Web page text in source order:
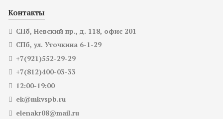
Контакты
СПб, Невский пр., д. 118, офис 201
СПб, ул. Уточкина 6-1-29
+7(921)552-29-29
+7(812)400-03-33
12:00-19:00
ek@mkvspb.ru
elenakr08@mail.ru